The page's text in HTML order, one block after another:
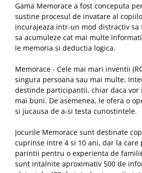
Gama Memorace a fost conceputa
sustine procesul de invatare al
incurajeaza intr-un mod distractiv sa
sa acumuleze cat mai multe
le memoria si deductia logica.
Memorace - Cele mai mari inventii
singura persoana sau mai multe.
destinde participantii, chiar daca vor
mai buni. De asemenea, le ofera o
si jucausa de a-si testa cunostintele.
Jocurile Memorace sunt destinate
cuprinse intre 4 si 10 ani, dar la care
parintii pentru o experienta de
sunt intalnite aproximativ 500 de